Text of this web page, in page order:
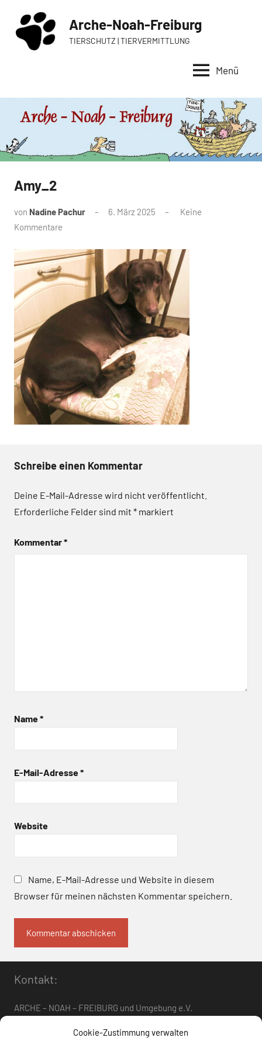
Cookie-Zustimmung verwalten
Inhalt
springen
Arche-Noah-Freiburg
TIERSCHUTZ | TIERVERMITTLUNG
Menü
Amy_2
von Nadine Pachur 6. März 2025
Keine
Kommentare
Schreibe einen Kommentar
Deine E-Mail-Adresse wird nicht veröffentlicht.
Erforderliche Felder sind mit * markiert
Kommentar*
Name*
E-Mail-Adresse*
Website
Name, E-Mail-Adresse und Website in diesem
Browser für meinen nächsten Kommentar speichern.
Kontakt:
ARCHE – NOAH – FREIBURG und Umgebung e.V.
arche-noah-freiburg[at]freenet.de